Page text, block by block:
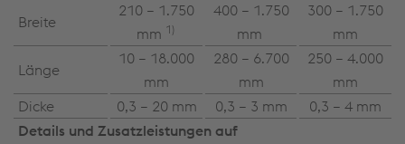
Breite
210 – 1.750
mm 1)
400 – 1.750
mm
300 – 1.750
mm
Länge
10 – 18.000
mm
280 – 6.700
mm
250 – 4.000
mm
Dicke
0,3 – 20 mm 0,3 – 3 mm
0,3 – 4 mm
Details und Zusatzleistungen auf